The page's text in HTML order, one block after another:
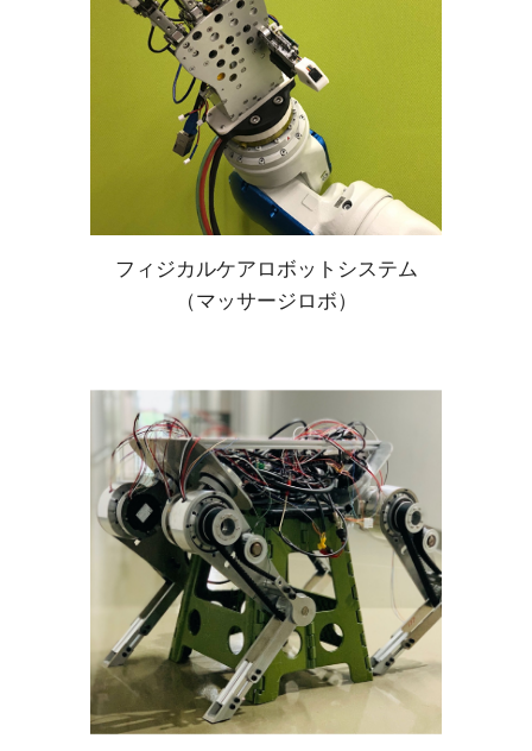
フィジカルケアロボットシステム
（マッサージロボ）